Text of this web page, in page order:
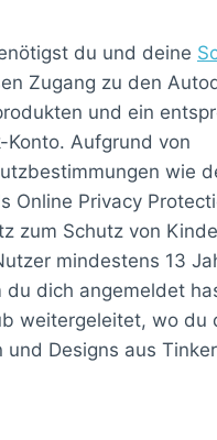
du und deine
Zugang zu den
und ein
Konto. Aufgrund von
wie
Online Privacy
zum Schutz von
mindestens 13
du dich angemeldet
weitergeleitet, wo du
und Designs aus